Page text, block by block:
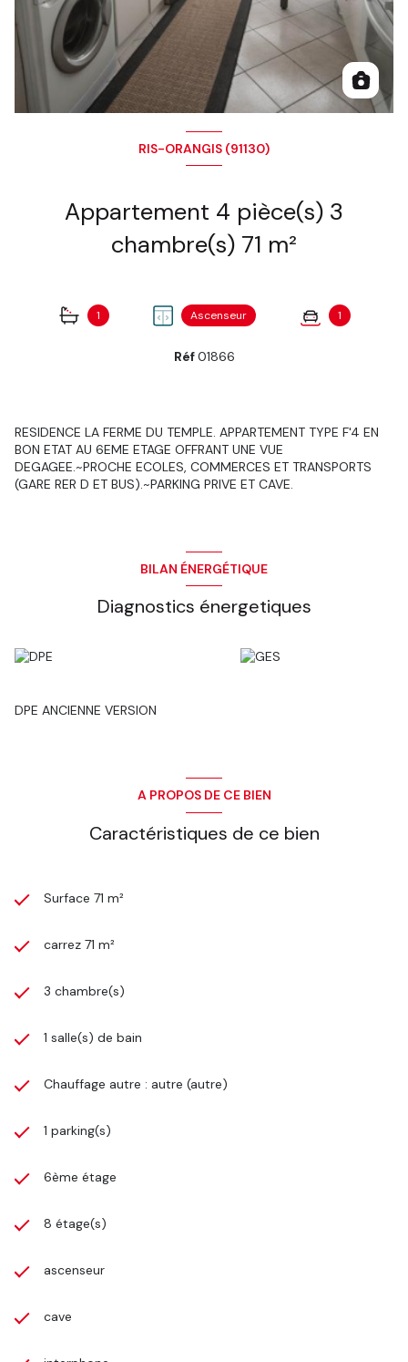
RIS-ORANGIS (91130)
Appartement 4 pièce(s) 3
chambre(s) 71 m²
1 Ascenseur 1
Réf01866
RESIDENCE LA FERME DU TEMPLE. APPARTEMENT TYPE F'4 EN
BON ETAT AU 6EME ETAGE OFFRANT UNE VUE
DEGAGEE.~PROCHE ECOLES, COMMERCES ET TRANSPORTS
(GARE RER D ET BUS).~PARKING PRIVE ET CAVE.
BILAN ÉNERGÉTIQUE
Diagnostics énergetiques
DPE ANCIENNE VERSION
A PROPOS DE CE BIEN
Caractéristiques de ce bien
Surface 71 m²
carrez 71 m²
3 chambre(s)
1 salle(s) de bain
Chauffage autre : autre (autre)
1 parking(s)
6ème étage
8 étage(s)
ascenseur
cave